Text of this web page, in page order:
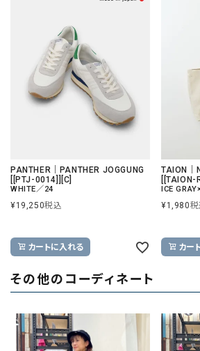
PANTHER｜PANTHER JOGGUNG
[[PTJ-0014]][C]
WHITE／24
¥19,250税込
カートに入れる
TAION｜
ICE
¥1,980税
カー
その他のコーディネート